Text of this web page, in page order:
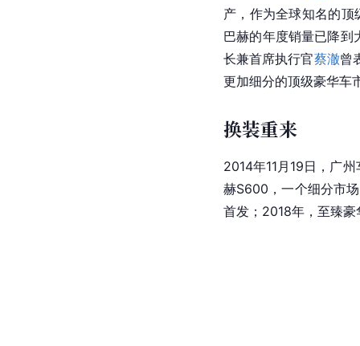
产，作为全球知名的
巴赫的年度销量已降
长兼首席执行官蔡澈曾
更加细分的顶级豪华车
换装重来
2014年11月19日，广
赫S600，一个细分市
首发；2018年，至臻